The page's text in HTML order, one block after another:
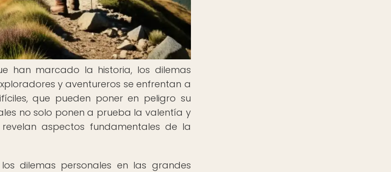
han marcado la historia, los dilemas
y aventureros se enfrentan a
que pueden poner en peligro su
no solo ponen a prueba la valentía y
aspectos fundamentales de la
dilemas personales en las grandes